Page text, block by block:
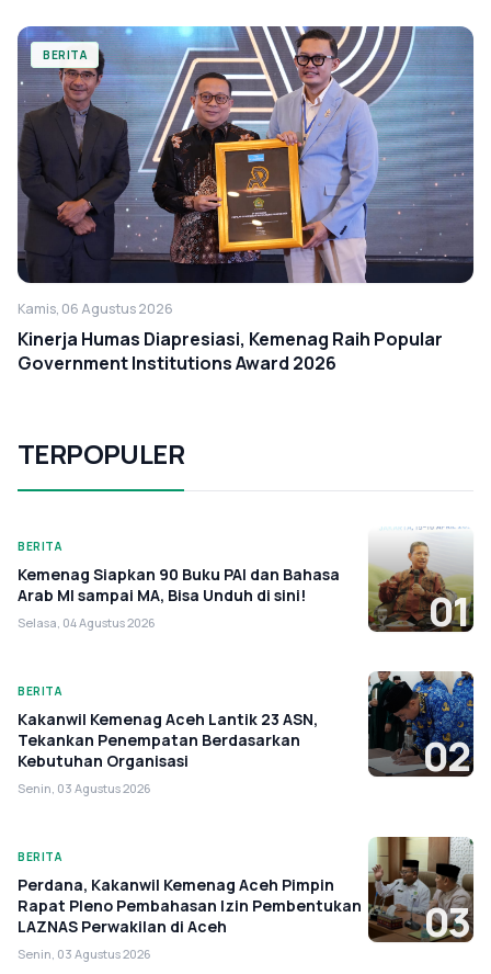
BERITA
Kamis, 06 Agustus 2026
Kinerja Humas Diapresiasi, Kemenag Raih Popular
Government Institutions Award 2026
TERPOPULER
BERITA
Kemenag Siapkan 90 Buku PAI dan Bahasa
Arab MI sampai MA, Bisa Unduh di sini!
Selasa, 04 Agustus 2026 01
BERITA
Kakanwil Kemenag Aceh Lantik 23 ASN,
Tekankan Penempatan Berdasarkan
Kebutuhan Organisasi
Senin, 03 Agustus 2026
02
BERITA
Perdana, Kakanwil Kemenag Aceh Pimpin
Rapat Pleno Pembahasan Izin Pembentukan
LAZNAS Perwakilan di Aceh
Senin, 03 Agustus 2026
03